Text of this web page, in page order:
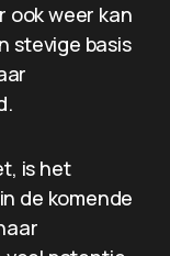
ook weer kan
stevige basis
is het
de komende